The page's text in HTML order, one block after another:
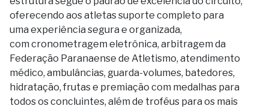
oferecendo aos atletas suporte completo para
uma experiência segura e organizada,
com cronometragem eletrônica, arbitragem da
Federação Paranaense de Atletismo, atendimento
médico, ambulâncias, guarda-volumes, batedores,
hidratação, frutas e premiação com medalhas para
todos os concluintes, além de troféus para os mais